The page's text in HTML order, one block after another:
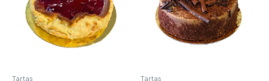
Tartas Tartas